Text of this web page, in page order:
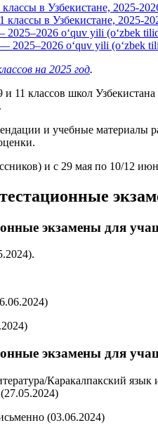
в Узбекистане, 2025-
в Узбекистане, 2025-
o‘quv yili (o‘zbek
2025–2026 o‘quv yili (o‘zbek
на 2025 год.
11 классов школ
и учебные материалы
и с 29 мая по 10/12
экзамены для
экзамены для
Каракалпакский
(03.06.2024)